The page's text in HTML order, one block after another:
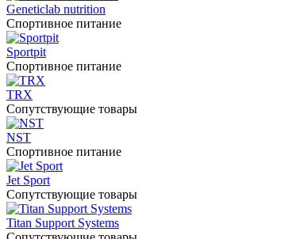
Geneticlab nutrition
Спортивное питание
Sportpit
Спортивное питание
TRX
Сопутствующие товары
NST
Спортивное питание
Jet Sport
Сопутствующие товары
Titan Support Systems